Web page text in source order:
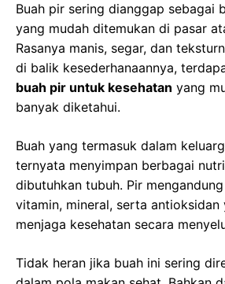
Buah pir sering dianggap sebagai
yang mudah ditemukan di pasar
Rasanya manis, segar, dan
di balik kesederhanaannya,
buah pir untuk kesehatan yang
banyak diketahui.
Buah yang termasuk dalam
ternyata menyimpan berbagai
dibutuhkan tubuh. Pir
vitamin, mineral, serta antioksidan
menjaga kesehatan secara
Tidak heran jika buah ini sering